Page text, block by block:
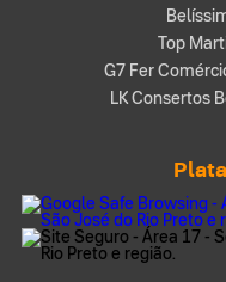
Top
G7 Fer
LK Consertos